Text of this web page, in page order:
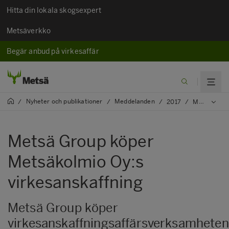
Hitta din lokala skogsexpert
Metsäverkko
Begär anbud på virkesaffär
/ Nyheter och publikationer / Meddelanden / 2017 / Metsä Group köper Metsäkolmio Oy:s virkesanskaffning
Metsä Group köper
Metsäkolmio Oy:s
virkesanskaffning
Metsä Group köper
virkesanskaffningsaffärsverksamheten